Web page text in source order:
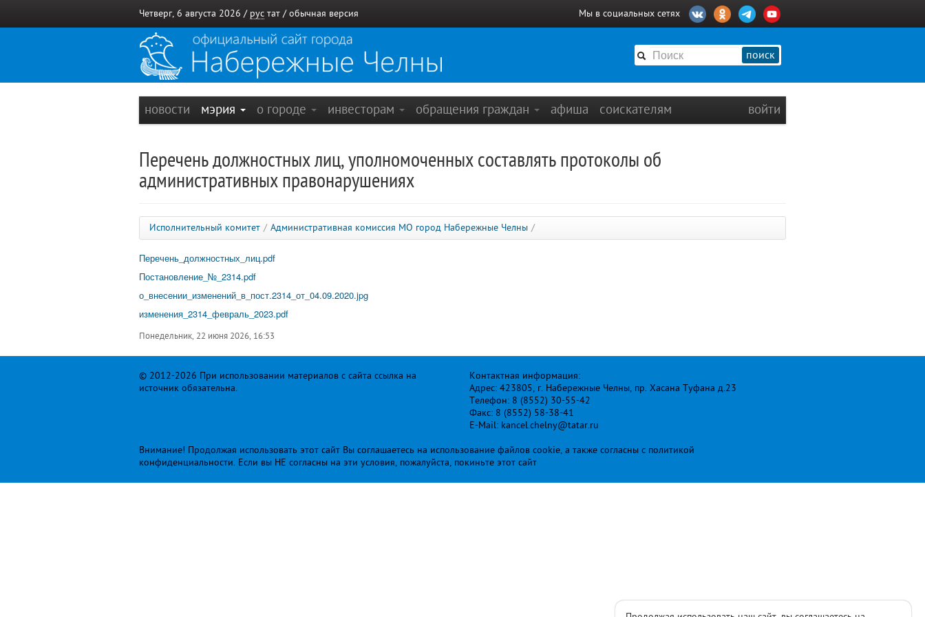
Четверг, 6 августа 2026 / рус тат / обычная версия Мы в социальных сетях
поиск
новости мэрия о городе инвесторам обращения граждан афиша соискателям войти
Перечень должностных лиц, уполномоченных составлять протоколы об
административных правонарушениях
Исполнительный комитет / Административная комиссия МО город Набережные Челны /
Перечень_должностных_лиц.pdf
Постановление_№_2314.pdf
о_внесении_изменений_в_пост.2314_от_04.09.2020.jpg
изменения_2314_февраль_2023.pdf
Понедельник, 22 июня 2026, 16:53
© 2012-2026 При использовании материалов с сайта ссылка на
источник обязательна.
Контактная информация:
Адрес: 423805, г. Набережные Челны, пр. Хасана Туфана д.23
Телефон: 8 (8552) 30-55-42
Факс: 8 (8552) 58-38-41
E-Mail: kancel.chelny@tatar.ru
Внимание! Продолжая использовать этот сайт Вы соглашаетесь на использование файлов cookie, а также согласны с политикой
конфиденциальности. Если вы НЕ согласны на эти условия, пожалуйста, покиньте этот сайт